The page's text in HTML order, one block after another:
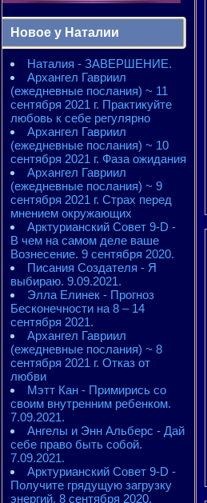
2010 - энергии месяцев
2010 - ЭНЕРГИИ года
2011 - энергии месяцев
2011 - ЭНЕРГИИ года
2012 - энергии месяцев
2012 - ЭНЕРГИИ года
2013 - энергии месяцев
2013 - ЭНЕРГИИ года
2014 - энергии месяцев
2014 - ЭНЕРГИИ года
2015 - энергии месяцев
2015 - ЭНЕРГИИ года
Новое у Наталии
Наталия - ЗАВЕРШЕНИЕ.
Архангел Гавриил
(ежедневные послания) ~ 11
сентября 2021 г. Практикуйте
любовь к себе регулярно
Архангел Гавриил
(ежедневные послания) ~ 10
сентября 2021 г. Фаза ожидания
Архангел Гавриил
(ежедневные послания) ~ 9
сентября 2021 г. Страх перед
мнением окружающих
Арктурианский Совет 9-D -
В чем на самом деле ваше
Вознесение. 9 сентября 2020.
Писания Создателя - Я
выбираю. 9.09.2021.
Элла Елинек - Прогноз
Бесконечности на 8 – 14
сентября 2021.
Архангел Гавриил
(ежедневные послания) ~ 8
сентября 2021 г. Отказ от
любви
Мэтт Кан - Примирись со
своим внутренним ребенком.
7.09.2021.
Ангелы и Энн Альберс - Дай
себе право быть собой.
7.09.2021.
Арктурианский Совет 9-D -
Получите грядущую загрузку
энергий. 8 сентября 2020.